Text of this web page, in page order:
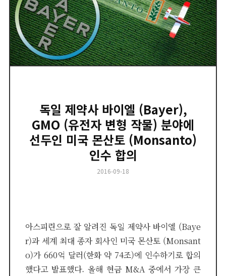
독일 제약사 바이엘 (Bayer),
GMO (유전자 변형 작물) 분야에
선두인 미국 몬산토 (Monsanto)
인수 합의
Posted
2016-09-18
아스피린으로 잘 알려진 독일 제약사 바이엘 (Baye
r)과 세계 최대 종자 회사인 미국 몬산토 (Monsant
o)가 660억 달러(한화 약 74조)에 인수하기로 합의
했다고 발표했다. 올해 현금 M&A 중에서 가장 큰